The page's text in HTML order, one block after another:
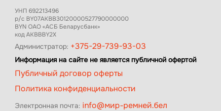
УНП 692213496
р/с BY07AKBB30120000527790000000
BYN ОАО «АСБ Беларусбанк»
код AKBBBY2X
Администратор: +375-29-739-93-03
Информация на сайте не является публичной офертой
Публичный договор оферты
Политика конфиденциальности
Электронная почта: info@мир-ремней.бел